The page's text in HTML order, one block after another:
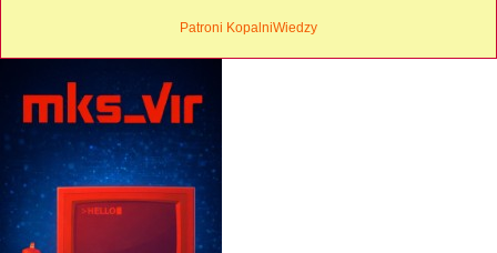
Patroni KopalniWiedzy